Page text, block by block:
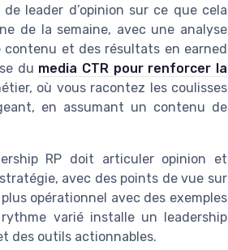
leader d’opinion sur ce que cela
de la semaine, avec une analyse
et des résultats en earned
du media CTR pour renforcer la
où vous racontez les coulisses
en assumant un contenu de
RP doit articuler opinion et
avec des points de vue sur
opérationnel avec des exemples
varié installe un leadership
des outils actionnables.